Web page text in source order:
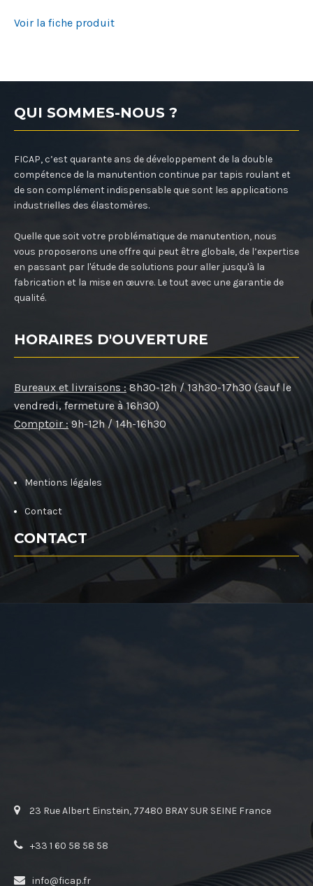
Voir la fiche produit
QUI SOMMES-NOUS ?
FICAP, c’est quarante ans de développement de la double
compétence de la manutention continue par tapis roulant et
de son complément indispensable que sont les applications
industrielles des élastomères.
Quelle que soit votre problématique de manutention, nous
vous proposerons une offre qui peut être globale, de l’expertise
en passant par l'étude de solutions pour aller jusqu'à la
fabrication et la mise en œuvre. Le tout avec une garantie de
qualité.
HORAIRES D'OUVERTURE
Bureaux et livraisons : 8h30-12h / 13h30-17h30 (sauf le
vendredi, fermeture à 16h30)
Comptoir : 9h-12h / 14h-16h30
Mentions légales
Contact
CONTACT
23 Rue Albert Einstein, 77480 BRAY SUR SEINE France
+33 1 60 58 58 58
info@ficap.fr